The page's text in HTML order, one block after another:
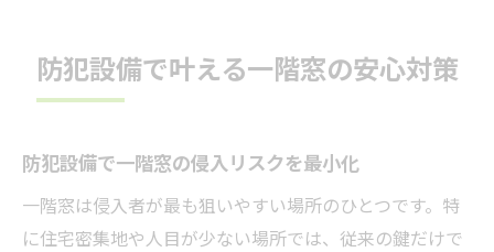
防犯設備で叶える一階窓の安心対策
防犯設備で一階窓の侵入リスクを最小化
一階窓は侵入者が最も狙いやすい場所のひとつです。特
に住宅密集地や人目が少ない場所では、従来の鍵だけで